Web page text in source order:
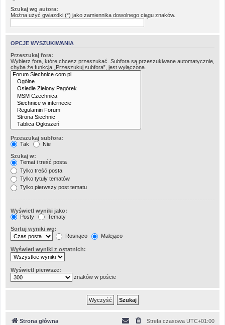
Szukaj wg autora:
Można użyć gwiazdki (*) jako zamiennika dowolnego ciągu znaków.
OPCJE WYSZUKIWANIA
Przeszukaj fora:
Wybierz fora, które chcesz przeszukać. Subfora są przeszukiwane automatycznie,
chyba że funkcja „Przeszukuj subfora”, jest wyłączona.
Przeszukaj subfora:
Tak
Nie
Szukaj w:
Temat i treść posta
Tylko treść posta
Tylko tytuły tematów
Tylko pierwszy post tematu
Wyświetl wyniki jako:
Posty
Tematy
Sortuj wyniki wg:
Rosnąco
Malejąco
Wyświetl wyniki z ostatnich:
Wyświetl pierwsze:
znaków w poście
Strona główna Strefa czasowa UTC+01:00